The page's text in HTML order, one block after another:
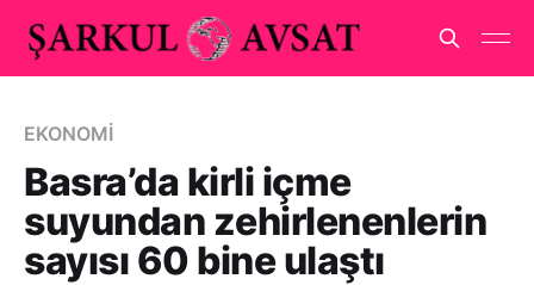
EKONOMİ
Basra’da kirli içme
suyundan zehirlenenlerin
sayısı 60 bine ulaştı